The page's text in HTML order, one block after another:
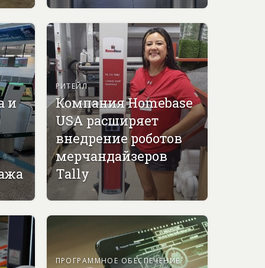
и
РИТЕЙЛ
Компания Homebase
USA расширяет
внедрение роботов
мерчандайзеров
Tally
ПРОГРАММНОЕ ОБЕСПЕЧЕНИЕ